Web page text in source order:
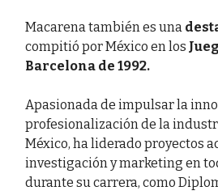
Macarena también es una
compitió por México en los
Barcelona de 1992.
Apasionada de impulsar la
profesionalización de la
México, ha liderado proyectos
investigación y marketing en
durante su carrera, como